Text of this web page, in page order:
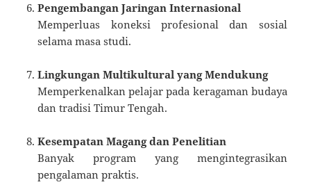
Pengembangan Jaringan Internasional
Memperluas koneksi profesional dan sosial
selama masa studi.
Lingkungan Multikultural yang Mendukung
Memperkenalkan pelajar pada keragaman budaya
dan tradisi Timur Tengah.
Kesempatan Magang dan Penelitian
Banyak program yang mengintegrasikan
pengalaman praktis.